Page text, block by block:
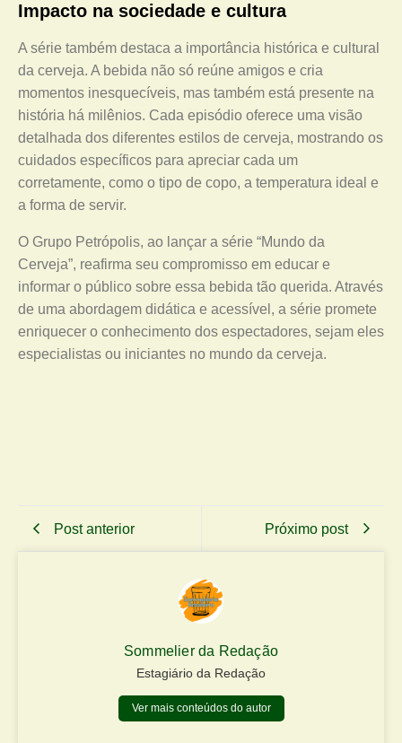
Impacto na sociedade e cultura
A série também destaca a importância histórica e cultural
da cerveja. A bebida não só reúne amigos e cria
momentos inesquecíveis, mas também está presente na
história há milênios. Cada episódio oferece uma visão
detalhada dos diferentes estilos de cerveja, mostrando os
cuidados específicos para apreciar cada um
corretamente, como o tipo de copo, a temperatura ideal e
a forma de servir.
O Grupo Petrópolis, ao lançar a série “Mundo da
Cerveja”, reafirma seu compromisso em educar e
informar o público sobre essa bebida tão querida. Através
de uma abordagem didática e acessível, a série promete
enriquecer o conhecimento dos espectadores, sejam eles
especialistas ou iniciantes no mundo da cerveja.
Post anterior Próximo post
Sommelier da Redação
Estagiário da Redação
Ver mais conteúdos do autor